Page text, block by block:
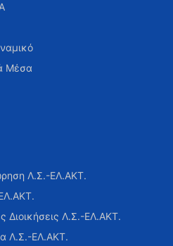
Μέσα
Λ.Σ.-ΕΛ.ΑΚΤ.
Διοικήσεις Λ.Σ.-ΕΛ.ΑΚΤ.
Λ.Σ.-ΕΛ.ΑΚΤ.